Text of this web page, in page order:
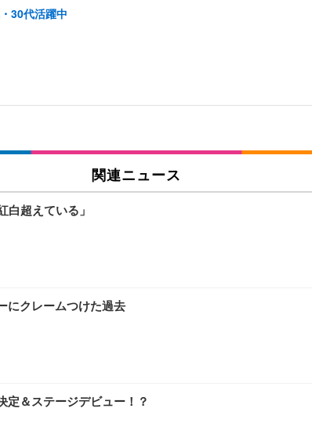
30代活躍中
関連ニュース
超えている」
クレームつけた過去
定＆ステージデビュー！？